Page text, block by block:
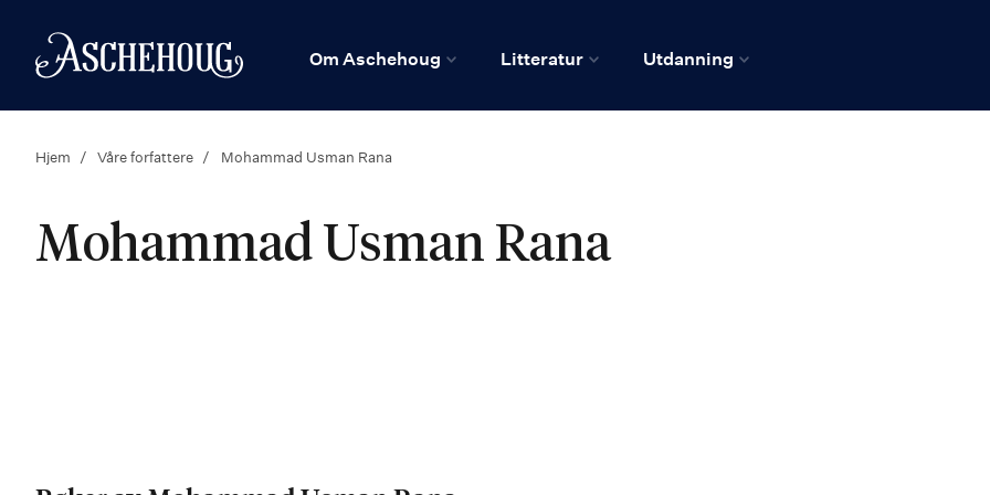
Hjem
Om Aschehoug Litteratur Utdanning
Hjem Våre forfattere Mohammad Usman Rana
Mohammad Usman Rana